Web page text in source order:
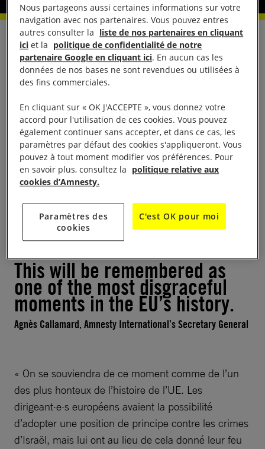
Réagissant à la décision de l’Union européenne
(UE) de ne pas suspendre l’Accord d’association
UE-Israël, Agnès Callamard, secrétaire générale
« Le refus de l’UE de suspendre son accord avec
Israël est une trahison cruelle et illégale – de la
vision et du projet européens, qui sont fondés sur le
respect du droit international et sur la lutte contre
les pratiques autoritaires, ainsi que des règles de
l’Union européenne elle-même et des droits
fondamentaux des Palestinien·ne·s.
This will be remembered as
one of the most disgraceful
moments in the EU’s history.
Agnès Callamard, Amnesty International’s Secretary General
« On se souviendra de ce moment comme de l’un
des plus honteux de l’histoire de l’UE. Les
dirigeant·e·s européens avaient la possibilité
d’adopter une position de principe contre les crimes
d’Israël, mais lui ont au lieu de cela donné leur feu
Nous partageons aussi certaines informations sur votre
navigation avec nos partenaires. Vous pouvez entres
autres consulter la liste de nos partenaires en cliquant
ici et la politique de confidentialité de notre
partenaire Google en cliquant ici. En aucun cas les
données de nos bases ne sont revendues ou utilisées à
des fins commerciales.
En cliquant sur « OK J'ACCEPTE », vous donnez votre
accord pour l'utilisation de ces cookies. Vous pouvez
également continuer sans accepter, et dans ce cas, les
paramètres par défaut des cookies s'appliqueront. Vous
pouvez à tout moment modifier vos préférences. Pour
en savoir plus, consultez la politique relative aux
cookies d’Amnesty.
Paramètres des
cookies
C'est OK pour moi